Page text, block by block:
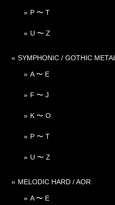
P 〜 T
U 〜 Z
SYMPHONIC / GOTHIC METAL
A 〜 E
F 〜 J
K 〜 O
P 〜 T
U 〜 Z
MELODIC HARD / AOR
A 〜 E